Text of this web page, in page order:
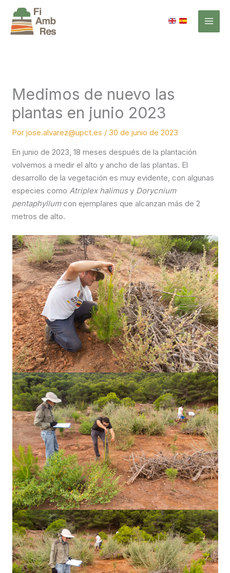
contenido
Medimos de nuevo las
plantas en junio 2023
Porjose.alvarez@upct.es / 30 de junio de 2023
En junio de 2023, 18 meses después de la plantación
volvemos a medir el alto y ancho de las plantas. El
desarrollo de la vegetación es muy evidente, con algunas
especies como Atriplex halimusy Dorycnium
pentaphyllumcon ejemplares que alcanzan más de 2
metros de alto.